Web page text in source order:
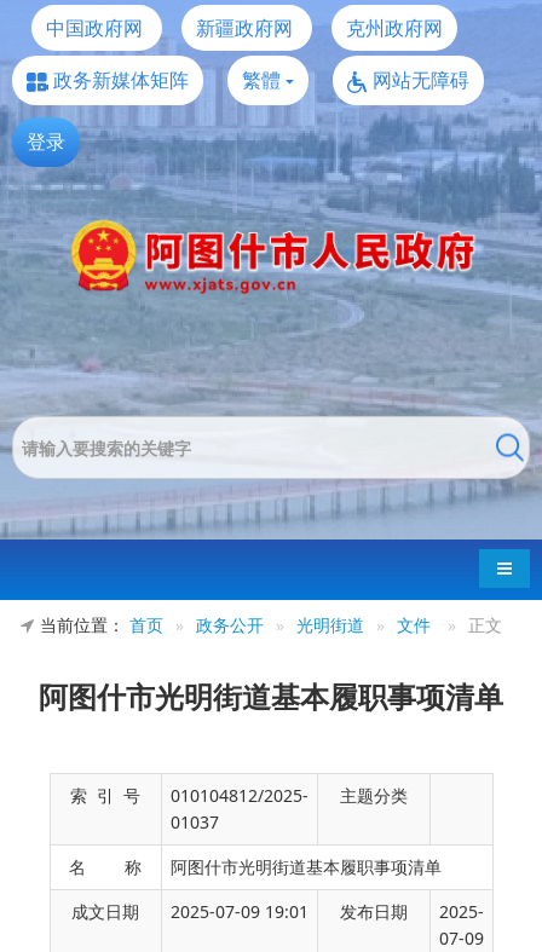
中国政府网 新疆政府网
克州政府网
政务新媒体矩阵
繁體 网站无障碍
登录
导航
当前位置： 首页 » 政务公开 » 光明街道 » 文件 » 正文
阿图什市光明街道基本履职事项清单
索 引 号
010104812/2025-
01037
主题分类
名 称
阿图什市光明街道基本履职事项清单
成文日期
2025-07-09 19:01 发布日期
2025-
07-09